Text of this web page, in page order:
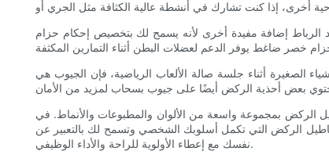
الرباط إضافة مفيدة أخرى لأنه يسمح لك بتخصيص إحكام حزام
الصغيرة أثناء جلسة صالة الألعاب الرياضية، فإن الجيوب هي
الركض بمجموعة واسعة من الألوان والمطبوعات والأنماط. في
الركض التي تكمل أسلوبك الشخصي وتسمح لك بالتعبير عن
نفسك مع إعطاء الأولوية للراحة والأداء الوظيفي.